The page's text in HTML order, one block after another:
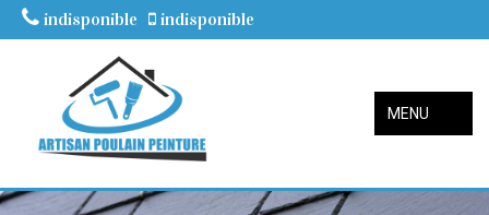
indisponible indisponible
MENU